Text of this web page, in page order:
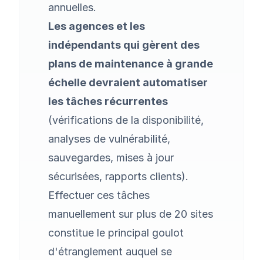
annuelles.
Les agences et les
indépendants qui gèrent des
plans de maintenance à grande
échelle devraient automatiser
les tâches récurrentes
(vérifications de la disponibilité,
analyses de vulnérabilité,
sauvegardes, mises à jour
sécurisées, rapports clients).
Effectuer ces tâches
manuellement sur plus de 20 sites
constitue le principal goulot
d'étranglement auquel se